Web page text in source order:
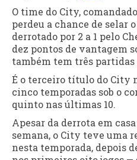
O time do City,
perdeu a chance de selar
derrotado por 2 a 1 pelo
dez pontos de vantagem
também tem três partidas
É o terceiro título do City
cinco temporadas sob o
quinto nas últimas 10.
Apesar da derrota em
semana, o City teve uma
nesta temporada, depois